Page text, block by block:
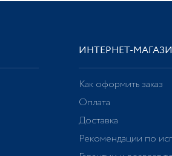
ИНТЕРНЕТ-
Как оформить заказ
Оплата
Доставка
Рекомендации по